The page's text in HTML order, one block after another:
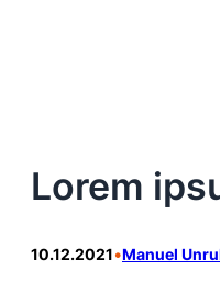
Lorem
10.12.2021•Manuel